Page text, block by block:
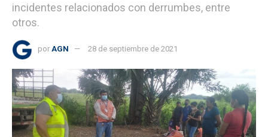
incidentes relacionados con derrumbes, entre
otros.
por AGN 28 de septiembre de 2021